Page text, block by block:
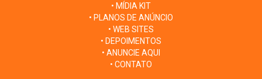
• MÍDIA KIT
• PLANOS DE ANÚNCIO
• WEB SITES
• DEPOIMENTOS
• ANUNCIE AQUI
• CONTATO